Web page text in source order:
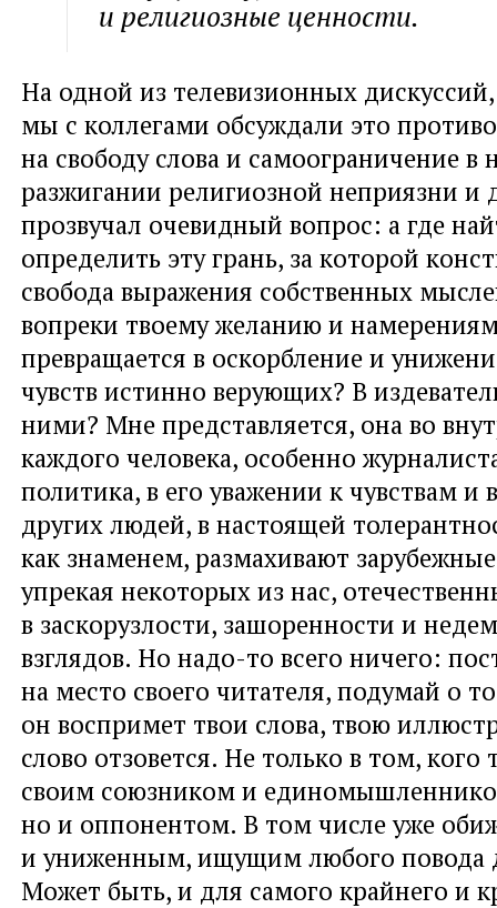
и религиозные ценности.
На одной из телевизионных дискуссий,
мы с коллегами обсуждали это
на свободу слова и самоограничение в
разжигании религиозной неприязни и
прозвучал очевидный вопрос: а где
определить эту грань, за которой
свобода выражения собственных
вопреки твоему желанию и
превращается в оскорбление и
чувств истинно верующих? В
ними? Мне представляется, она во
каждого человека, особенно
политика, в его уважении к чувствам и
других людей, в настоящей
как знаменем, размахивают
упрекая некоторых из нас,
в заскорузлости, зашоренности и
взглядов. Но надо-то всего ничего:
на место своего читателя, подумай о
он воспримет твои слова, твою
слово отзовется. Не только в том,
своим союзником и
но и оппонентом. В том числе уже
и униженным, ищущим любого повода
Может быть, и для самого крайнего и